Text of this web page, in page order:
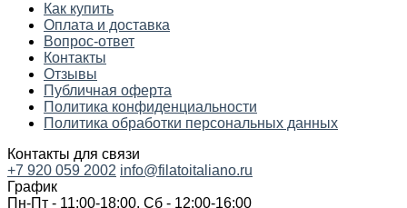
Как купить
Оплата и доставка
Вопрос-ответ
Контакты
Отзывы
Публичная оферта
Политика конфиденциальности
Политика обработки персональных данных
Контакты для связи
+7 920 059 2002 info@filatoitaliano.ru
График
Пн-Пт - 11:00-18:00, Сб - 12:00-16:00